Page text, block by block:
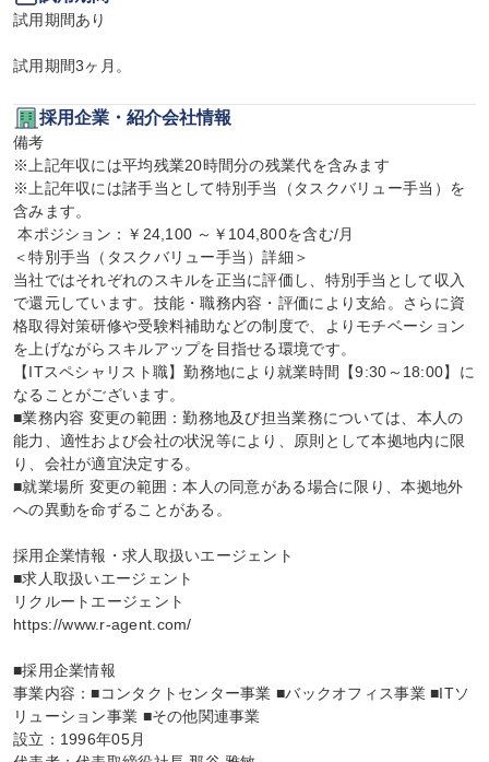
試用期間あり
試用期間3ヶ月。
採用企業・紹介会社情報
備考
※上記年収には平均残業20時間分の残業代を含みます
※上記年収には諸手当として特別手当（タスクバリュー手当）を
含みます。
本ポジション：￥24,100 ～￥104,800を含む/月
＜特別手当（タスクバリュー手当）詳細＞
当社ではそれぞれのスキルを正当に評価し、特別手当として収入
で還元しています。技能・職務内容・評価により支給。さらに資
格取得対策研修や受験料補助などの制度で、よりモチベーション
を上げながらスキルアップを目指せる環境です。
【ITスペシャリスト職】勤務地により就業時間【9:30～18:00】に
なることがございます。
■業務内容 変更の範囲：勤務地及び担当業務については、本人の
能力、適性および会社の状況等により、原則として本拠地内に限
り、会社が適宜決定する。
■就業場所 変更の範囲：本人の同意がある場合に限り、本拠地外
への異動を命ずることがある。
採用企業情報・求人取扱いエージェント
■求人取扱いエージェント
リクルートエージェント
https://www.r-agent.com/
■採用企業情報
事業内容：■コンタクトセンター事業 ■バックオフィス事業 ■ITソ
リューション事業 ■その他関連事業
設立：1996年05月